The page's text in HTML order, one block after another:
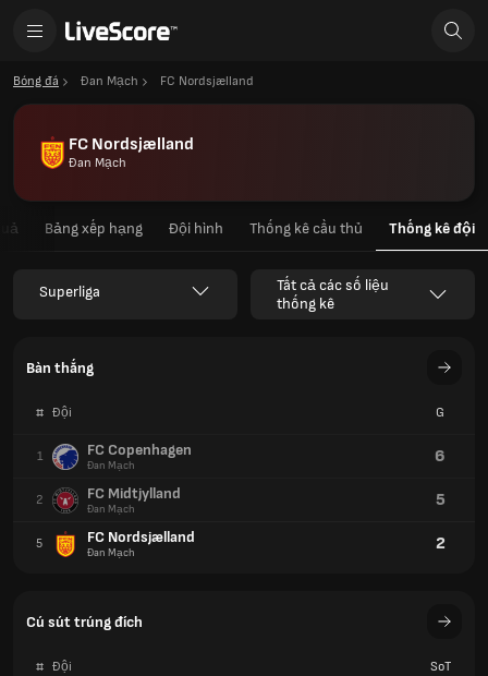
Bóng đá Đan Mạch FC Nordsjælland
FC Nordsjælland
Đan Mạch
Bảng xếp hạng Đội hình Thống kê cầu thủ Thống kê đội
Superliga
Tất cả các số liệu
thống kê
Bàn thắng
# Đội G
1 FC Copenhagen
Đan Mạch 6
2 FC Midtjylland
Đan Mạch 5
5 FC Nordsjælland
Đan Mạch 2
Cú sút trúng đích
# Đội SoT